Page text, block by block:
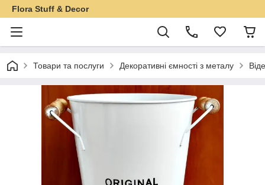
Flora Stuff & Decor
Товари та послуги Декоративні ємності з металу